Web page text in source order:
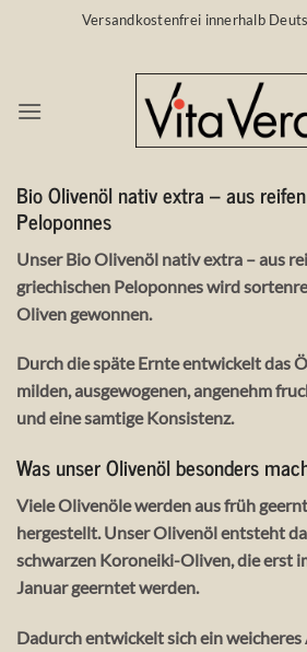
Versandkostenfrei innerhalb
BIO OLIVENÖL NATIV
Bio Olivenöl nativ extra – aus
Peloponnes
Unser Bio Olivenöl nativ extra – aus
griechischen Peloponnes wird
Oliven gewonnen.
Durch die späte Ernte entwickelt das
milden, ausgewogenen, angenehm
und eine samtige Konsistenz.
Was unser Olivenöl besonders
Viele Olivenöle werden aus früh
hergestellt. Unser Olivenöl entsteht
schwarzen Koroneiki-Oliven, die erst
Januar geerntet werden.
Dadurch entwickelt sich ein